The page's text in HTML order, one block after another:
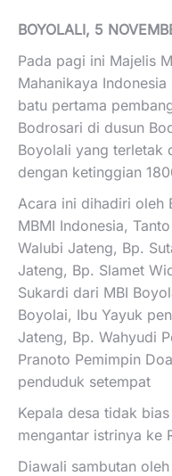
BOYOLALI, 5
Pada pagi ini Majelis
Mahanikaya
batu pertama
Bodrosari di dusun
Boyolali yang terletak
dengan ketinggian
Acara ini dihadiri oleh
MBMI Indonesia,
Walubi Jateng, Bp.
Jateng, Bp. Slamet
Sukardi dari MBI
Boyolai, Ibu Yayuk
Jateng, Bp. Wahyudi
Pranoto Pemimpin
penduduk setempat
Kepala desa tidak
mengantar istrinya ke
Diawali sambutan